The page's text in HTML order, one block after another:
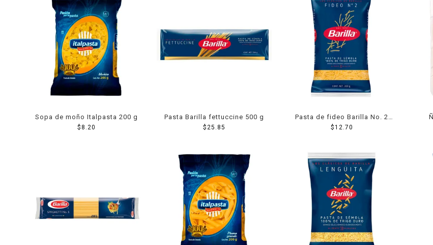
Sopa de moño Italpasta 200 g
$ 8.20
Pasta Barilla fettuccine 500 g
$25.85
Pasta de fideo Barilla No. 2
200 g
$12.70